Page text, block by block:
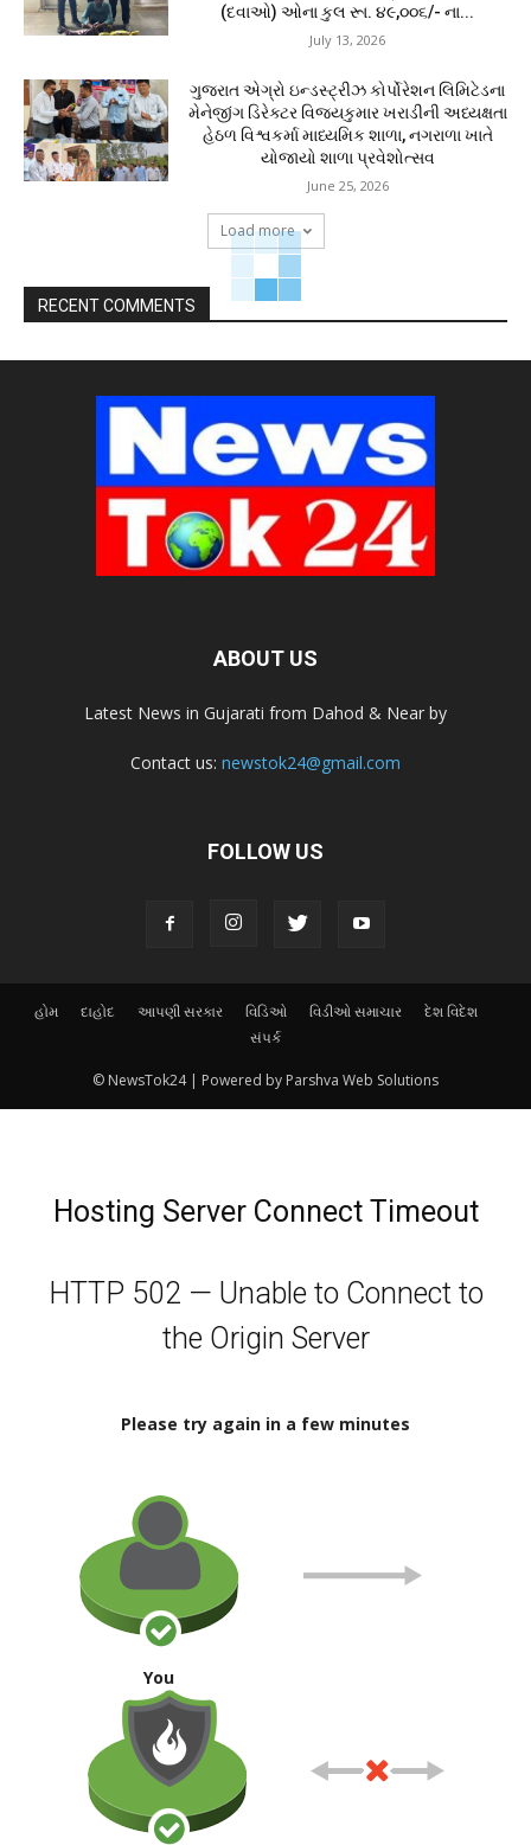
(દવાઓ) ઓના કુલ રૂા. ૪૯,૦૦૬/- ના...
July 13, 2026
ગુજરાત એગ્રો ઇન્ડસ્ટ્રીઝ કોર્પોરેશન લિમિટેડના
મેનેજીંગ ડિરેક્ટર વિજયકુમાર ખરાડીની અધ્યક્ષતા
હેઠળ વિશ્વકર્મા માધ્યમિક શાળા, નગરાળા ખાતે
યોજાયો શાળા પ્રવેશોત્સવ
June 25, 2026
Load more
RECENT COMMENTS
ABOUT US
Latest News in Gujarati from Dahod & Near by
Contact us: newstok24@gmail.com
FOLLOW US
હોમ દાહોદ આપણી સરકાર વિડિઓ વિડીઓ સમાચાર
દેશ વિદેશ
સંપર્ક
© NewsTok24 | Powered by Parshva Web Solutions
Hosting Server Connect Timeout
HTTP 502 — Unable to Connect to
the Origin Server
Please try again in a few minutes
You